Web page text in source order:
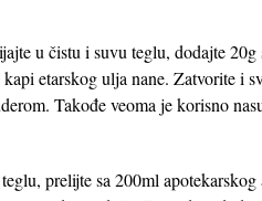
u čistu i suvu teglu, dodajte
etarskog ulja nane. Zatvorite i
Takođe veoma je korisno
prelijte sa 200ml